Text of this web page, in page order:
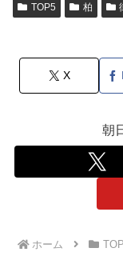
TOP5 柏
X
朝
ホーム